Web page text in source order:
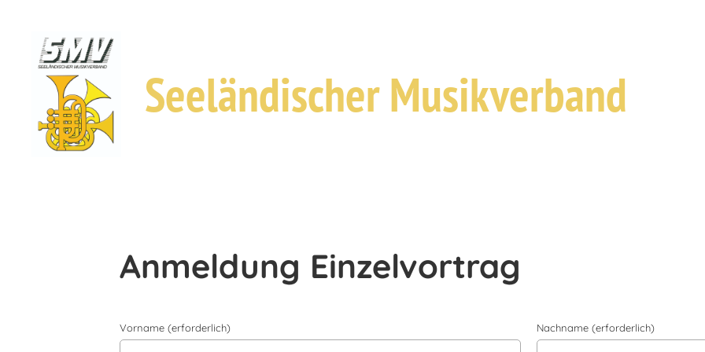
Seeländischer Musikverband
Anmeldung Einzelvortrag
Vorname (erforderlich) Nachname (erforderlich)